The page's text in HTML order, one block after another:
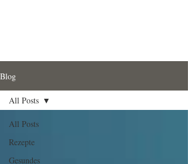
Blog
All Posts
Rezepte
Gesundes
All Posts